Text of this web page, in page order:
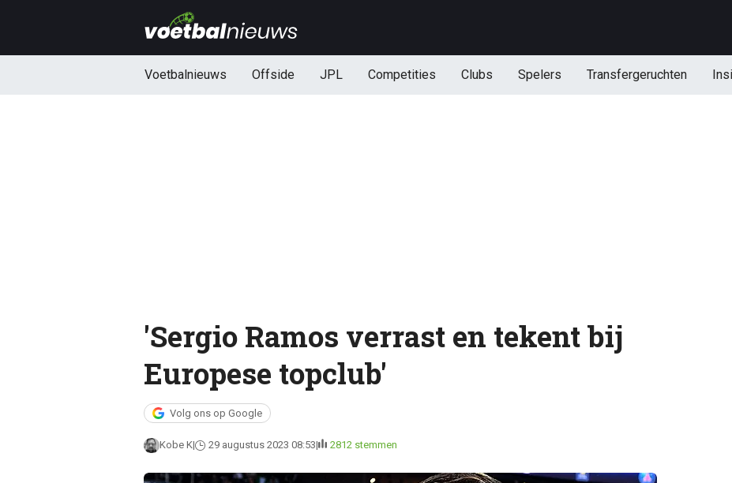
Voetbalnieuws Offside JPL Competities Clubs Spelers Transfergeruchten
'Sergio Ramos verrast en tekent bij
Europese topclub'
Volg ons op Google
Kobe K 29 augustus 2023 08:53 2812 stemmen